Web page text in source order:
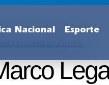
Nacional Esporte